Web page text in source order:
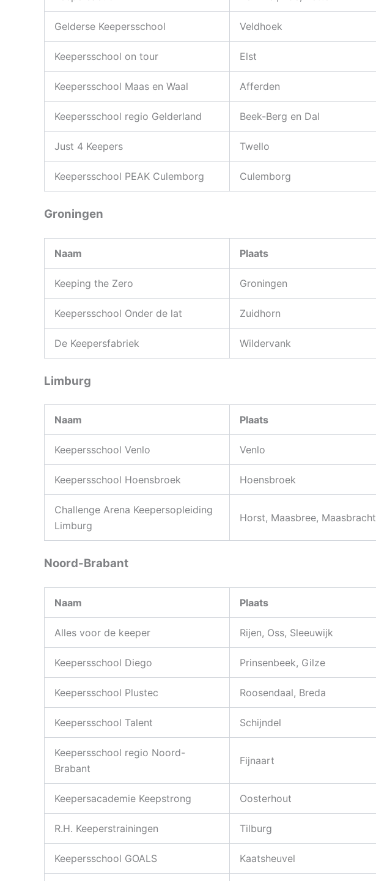
Gelderse Keepersschool Veldhoek
Keepersschool on tour Elst
Keepersschool Maas en Waal Afferden
Keepersschool regio Gelderland Beek-Berg en Dal
Just 4 Keepers Twello
Keepersschool PEAK Culemborg Culemborg
Groningen
Naam Plaats
Keeping the Zero Groningen
Keepersschool Onder de lat Zuidhorn
De Keepersfabriek Wildervank
Limburg
Naam Plaats
Keepersschool Venlo Venlo
Keepersschool Hoensbroek Hoensbroek
Challenge Arena Keepersopleiding
Limburg
Horst, Maasbree, Maasbracht
Noord-Brabant
Naam Plaats
Alles voor de keeper Rijen, Oss, Sleeuwijk
Keepersschool Diego Prinsenbeek, Gilze
Keepersschool Plustec Roosendaal, Breda
Keepersschool Talent Schijndel
Keepersschool regio Noord-
Brabant
Fijnaart
Keepersacademie Keepstrong Oosterhout
R.H. Keeperstrainingen Tilburg
Keepersschool GOALS Kaatsheuvel